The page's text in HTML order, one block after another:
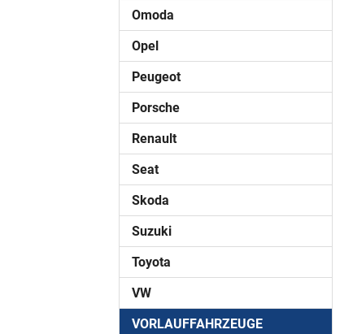
Omoda
Opel
Peugeot
Porsche
Renault
Seat
Skoda
Suzuki
Toyota
VW
VORLAUFFAHRZEUGE